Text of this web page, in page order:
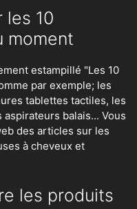
les 10
moment
estampillé "Les 10
par exemple; les
tablettes tactiles, les
balais... Vous
des articles sur les
à cheveux et
les produits